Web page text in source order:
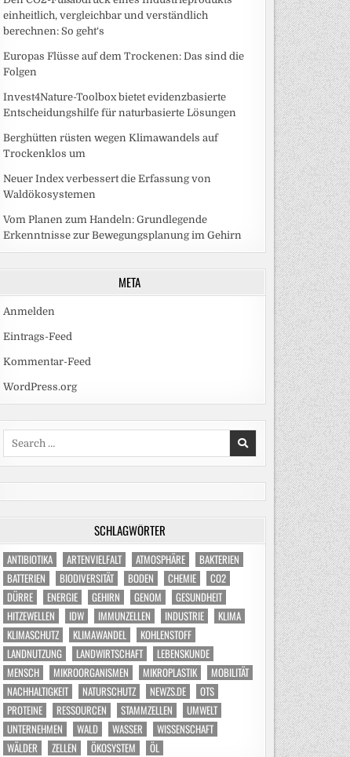
einheitlich, vergleichbar und verständlich
berechnen: So geht‘s
Europas Flüsse auf dem Trockenen: Das sind die
Folgen
Invest4Nature-Toolbox bietet evidenzbasierte
Entscheidungshilfe für naturbasierte Lösungen
Berghütten rüsten wegen Klimawandels auf
Trockenklos um
Neuer Index verbessert die Erfassung von
Waldökosystemen
Vom Planen zum Handeln: Grundlegende
Erkenntnisse zur Bewegungsplanung im Gehirn
META
Anmelden
Eintrags-Feed
Kommentar-Feed
WordPress.org
SCHLAGWÖRTER
ANTIBIOTIKA ARTENVIELFALT ATMOSPHÄRE
BAKTERIEN
BATTERIEN
BIODIVERSITÄT BODEN CHEMIE
CO2
DÜRRE
ENERGIE GEHIRN GENOM
GESUNDHEIT
HITZEWELLEN
IDW IMMUNZELLEN INDUSTRIE
KLIMA
KLIMASCHUTZ
KLIMAWANDEL
KOHLENSTOFF
LANDNUTZUNG
LANDWIRTSCHAFT
LEBENSKUNDE
MENSCH
MIKROORGANISMEN MIKROPLASTIK
MOBILITÄT
NACHHALTIGKEIT
NATURSCHUTZ NEWZS.DE
OTS
PROTEINE
RESSOURCEN STAMMZELLEN
UMWELT
UNTERNEHMEN
WALD WASSER
WISSENSCHAFT
WÄLDER
ZELLEN ÖKOSYSTEM ÖL